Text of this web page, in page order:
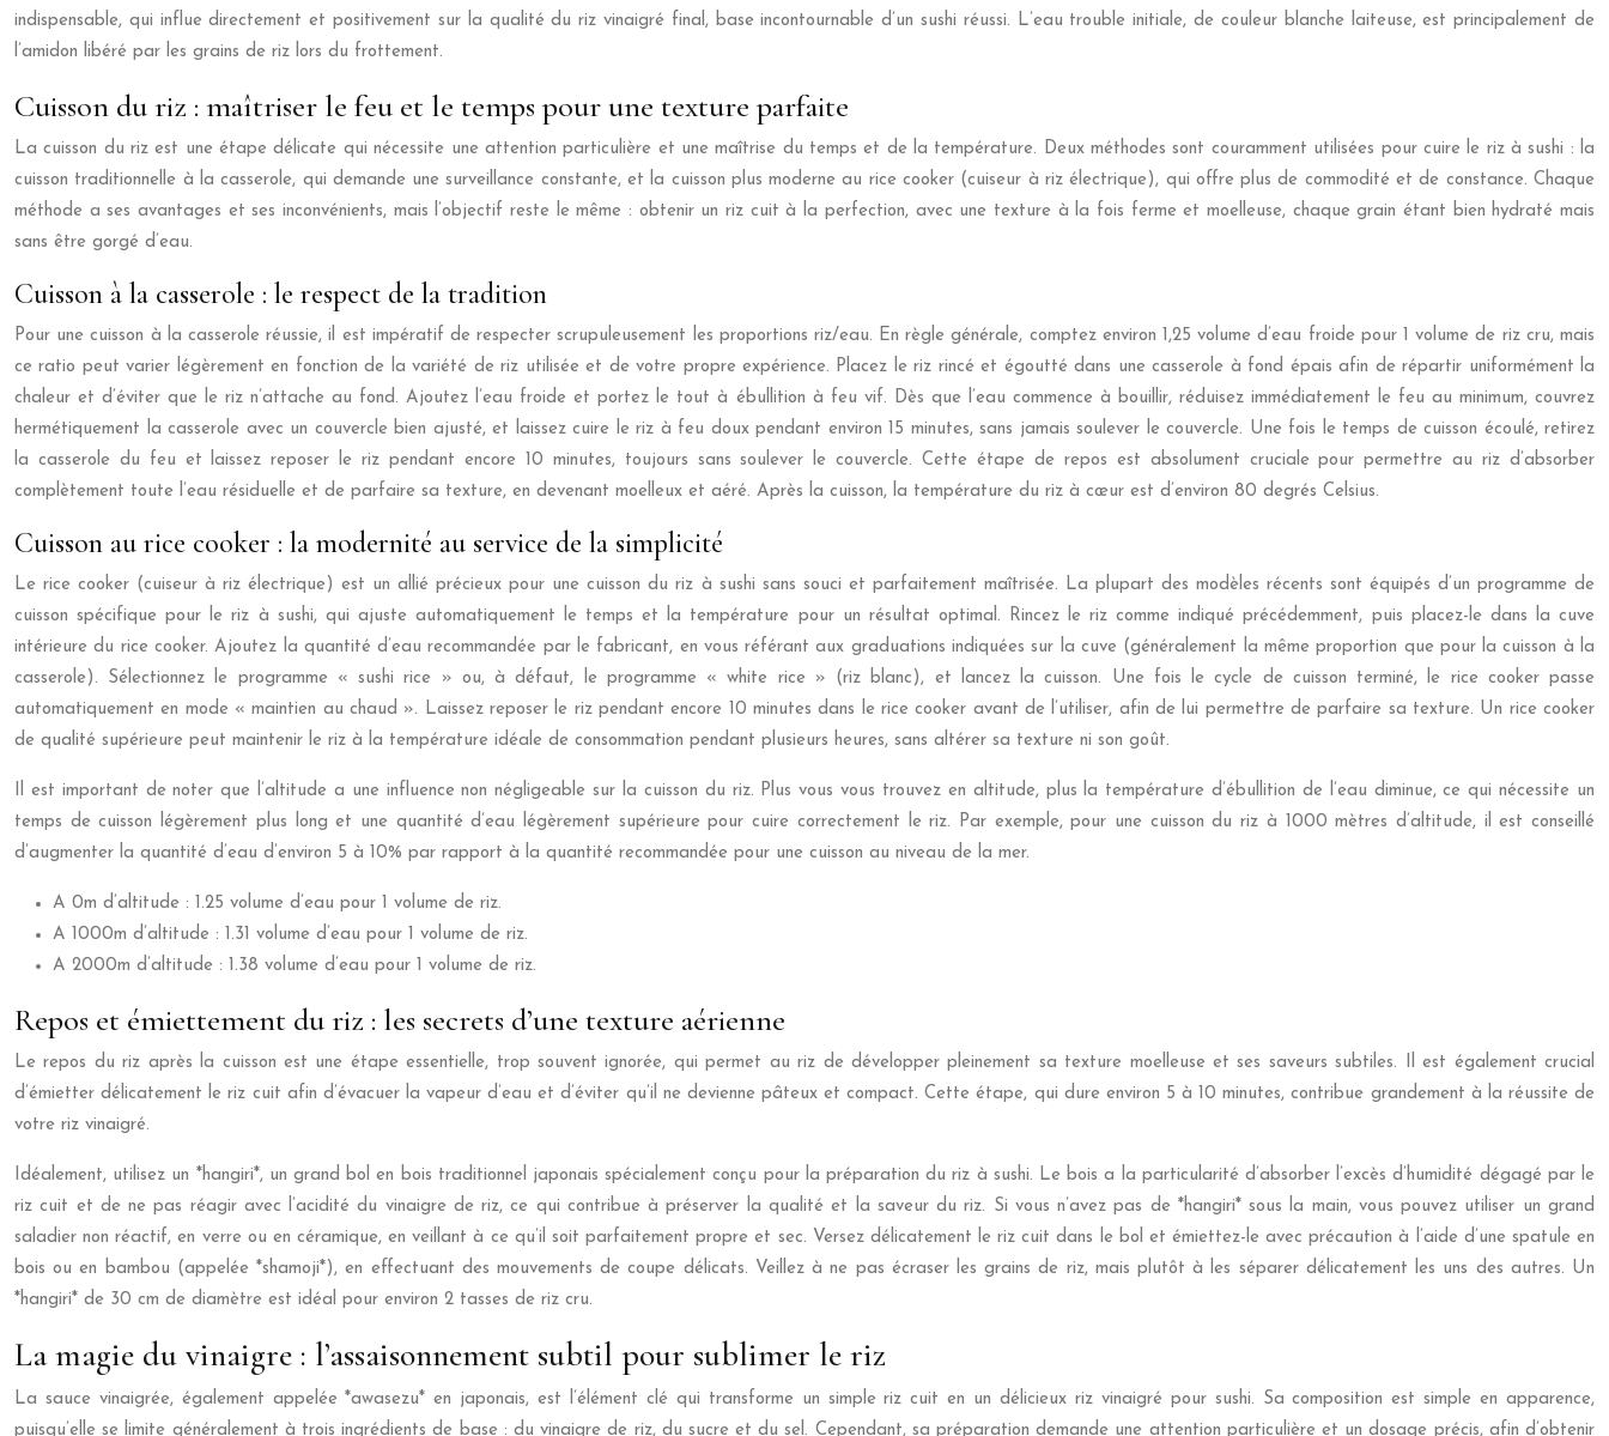
indispensable, qui influe directement et positivement sur la qualité du riz vinaigré final, base incontournable d’un sushi réussi. L’eau trouble initiale, de couleur blanche laiteuse, est principalement de
l’amidon libéré par les grains de riz lors du frottement.
Cuisson du riz : maîtriser le feu et le temps pour une texture parfaite
La cuisson du riz est une étape délicate qui nécessite une attention particulière et une maîtrise du temps et de la température. Deux méthodes sont couramment utilisées pour cuire le riz à sushi : la
cuisson traditionnelle à la casserole, qui demande une surveillance constante, et la cuisson plus moderne au rice cooker (cuiseur à riz électrique), qui offre plus de commodité et de constance. Chaque
méthode a ses avantages et ses inconvénients, mais l’objectif reste le même : obtenir un riz cuit à la perfection, avec une texture à la fois ferme et moelleuse, chaque grain étant bien hydraté mais
sans être gorgé d’eau.
Cuisson à la casserole : le respect de la tradition
Pour une cuisson à la casserole réussie, il est impératif de respecter scrupuleusement les proportions riz/eau. En règle générale, comptez environ 1,25 volume d’eau froide pour 1 volume de riz cru, mais
ce ratio peut varier légèrement en fonction de la variété de riz utilisée et de votre propre expérience. Placez le riz rincé et égoutté dans une casserole à fond épais afin de répartir uniformément la
chaleur et d’éviter que le riz n’attache au fond. Ajoutez l’eau froide et portez le tout à ébullition à feu vif. Dès que l’eau commence à bouillir, réduisez immédiatement le feu au minimum, couvrez
hermétiquement la casserole avec un couvercle bien ajusté, et laissez cuire le riz à feu doux pendant environ 15 minutes, sans jamais soulever le couvercle. Une fois le temps de cuisson écoulé, retirez
la casserole du feu et laissez reposer le riz pendant encore 10 minutes, toujours sans soulever le couvercle. Cette étape de repos est absolument cruciale pour permettre au riz d’absorber
complètement toute l’eau résiduelle et de parfaire sa texture, en devenant moelleux et aéré. Après la cuisson, la température du riz à cœur est d’environ 80 degrés Celsius.
Cuisson au rice cooker : la modernité au service de la simplicité
Le rice cooker (cuiseur à riz électrique) est un allié précieux pour une cuisson du riz à sushi sans souci et parfaitement maîtrisée. La plupart des modèles récents sont équipés d’un programme de
cuisson spécifique pour le riz à sushi, qui ajuste automatiquement le temps et la température pour un résultat optimal. Rincez le riz comme indiqué précédemment, puis placez-le dans la cuve
intérieure du rice cooker. Ajoutez la quantité d’eau recommandée par le fabricant, en vous référant aux graduations indiquées sur la cuve (généralement la même proportion que pour la cuisson à la
casserole). Sélectionnez le programme « sushi rice » ou, à défaut, le programme « white rice » (riz blanc), et lancez la cuisson. Une fois le cycle de cuisson terminé, le rice cooker passe
automatiquement en mode « maintien au chaud ». Laissez reposer le riz pendant encore 10 minutes dans le rice cooker avant de l’utiliser, afin de lui permettre de parfaire sa texture. Un rice cooker
de qualité supérieure peut maintenir le riz à la température idéale de consommation pendant plusieurs heures, sans altérer sa texture ni son goût.
Il est important de noter que l’altitude a une influence non négligeable sur la cuisson du riz. Plus vous vous trouvez en altitude, plus la température d’ébullition de l’eau diminue, ce qui nécessite un
temps de cuisson légèrement plus long et une quantité d’eau légèrement supérieure pour cuire correctement le riz. Par exemple, pour une cuisson du riz à 1000 mètres d’altitude, il est conseillé
d’augmenter la quantité d’eau d’environ 5 à 10% par rapport à la quantité recommandée pour une cuisson au niveau de la mer.
A 0m d’altitude : 1.25 volume d’eau pour 1 volume de riz.
A 1000m d’altitude : 1.31 volume d’eau pour 1 volume de riz.
A 2000m d’altitude : 1.38 volume d’eau pour 1 volume de riz.
Repos et émiettement du riz : les secrets d’une texture aérienne
Le repos du riz après la cuisson est une étape essentielle, trop souvent ignorée, qui permet au riz de développer pleinement sa texture moelleuse et ses saveurs subtiles. Il est également crucial
d’émietter délicatement le riz cuit afin d’évacuer la vapeur d’eau et d’éviter qu’il ne devienne pâteux et compact. Cette étape, qui dure environ 5 à 10 minutes, contribue grandement à la réussite de
votre riz vinaigré.
Idéalement, utilisez un *hangiri*, un grand bol en bois traditionnel japonais spécialement conçu pour la préparation du riz à sushi. Le bois a la particularité d’absorber l’excès d’humidité dégagé par le
riz cuit et de ne pas réagir avec l’acidité du vinaigre de riz, ce qui contribue à préserver la qualité et la saveur du riz. Si vous n’avez pas de *hangiri* sous la main, vous pouvez utiliser un grand
saladier non réactif, en verre ou en céramique, en veillant à ce qu’il soit parfaitement propre et sec. Versez délicatement le riz cuit dans le bol et émiettez-le avec précaution à l’aide d’une spatule en
bois ou en bambou (appelée *shamoji*), en effectuant des mouvements de coupe délicats. Veillez à ne pas écraser les grains de riz, mais plutôt à les séparer délicatement les uns des autres. Un
*hangiri* de 30 cm de diamètre est idéal pour environ 2 tasses de riz cru.
La magie du vinaigre : l’assaisonnement subtil pour sublimer le riz
La sauce vinaigrée, également appelée *awasezu* en japonais, est l’élément clé qui transforme un simple riz cuit en un délicieux riz vinaigré pour sushi. Sa composition est simple en apparence,
puisqu’elle se limite généralement à trois ingrédients de base : du vinaigre de riz, du sucre et du sel. Cependant, sa préparation demande une attention particulière et un dosage précis, afin d’obtenir